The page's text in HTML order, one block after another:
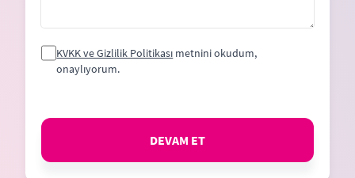
KVKK ve Gizlilik Politikası metnini okudum,
onaylıyorum.
DEVAM ET